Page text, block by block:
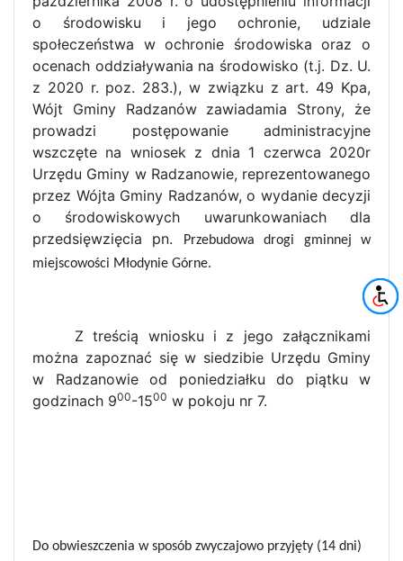
o środowisku i jego ochronie, udziale
społeczeństwa w ochronie środowiska oraz o
ocenach oddziaływania na środowisko (t.j. Dz. U.
z 2020 r. poz. 283.), w związku z art. 49 Kpa,
Wójt Gminy Radzanów zawiadamia Strony, że
prowadzi postępowanie administracyjne
wszczęte na wniosek z dnia 1 czerwca 2020r
Urzędu Gminy w Radzanowie, reprezentowanego
przez Wójta Gminy Radzanów, o wydanie decyzji
o środowiskowych uwarunkowaniach dla
przedsięwzięcia pn.
Przebudowa drogi gminnej w
miejscowości Młodynie Górne.
Z treścią wniosku i z jego załącznikami
można zapoznać się w siedzibie Urzędu Gminy
w Radzanowie od poniedziałku do piątku w
godzinach 900-1500 w pokoju nr 7.
Do obwieszczenia w sposób zwyczajowo przyjęty (14 dni)